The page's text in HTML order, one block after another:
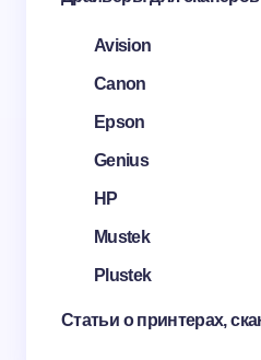
Avision
Canon
Epson
Genius
HP
Mustek
Plustek
Статьи о принтерах,